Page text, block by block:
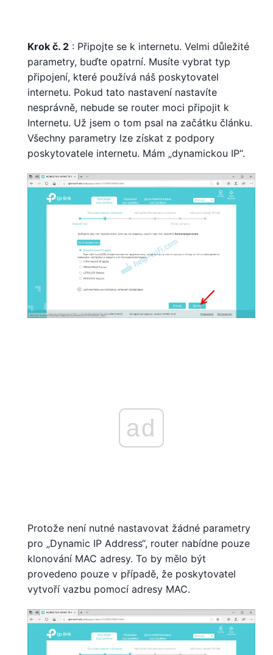
Krok č. 2 : Připojte se k internetu. Velmi důležité
parametry, buďte opatrní. Musíte vybrat typ
připojení, které používá náš poskytovatel
internetu. Pokud tato nastavení nastavíte
nesprávně, nebude se router moci připojit k
Internetu. Už jsem o tom psal na začátku článku.
Všechny parametry lze získat z podpory
poskytovatele internetu. Mám „dynamickou IP“.
ad
Protože není nutné nastavovat žádné parametry
pro „Dynamic IP Address“, router nabídne pouze
klonování MAC adresy. To by mělo být
provedeno pouze v případě, že poskytovatel
vytvoří vazbu pomocí adresy MAC.